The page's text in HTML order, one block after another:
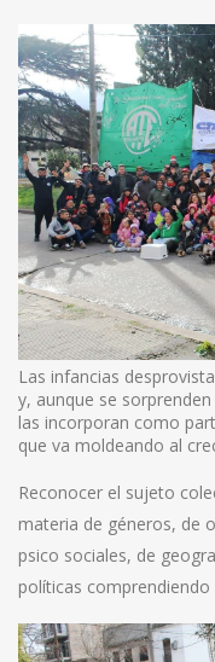
Las infancias
y, aunque se
las incorporan como
que va moldeando al
Reconocer el sujeto
materia de géneros, de
psico sociales, de
políticas